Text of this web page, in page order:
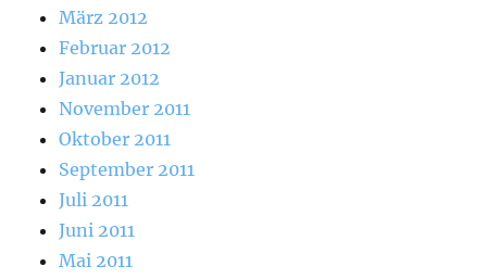
März 2012
Februar 2012
Januar 2012
November 2011
Oktober 2011
September 2011
Juli 2011
Juni 2011
Mai 2011